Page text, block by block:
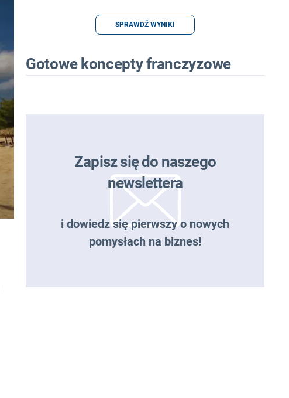
SPRAWDŹ WYNIKI
Gotowe koncepty franczyzowe
Zapisz się do naszego
newslettera
i dowiedz się pierwszy o nowych
pomysłach na biznes!